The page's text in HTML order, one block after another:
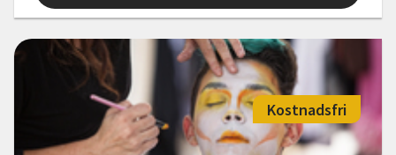
Kostnadsfri